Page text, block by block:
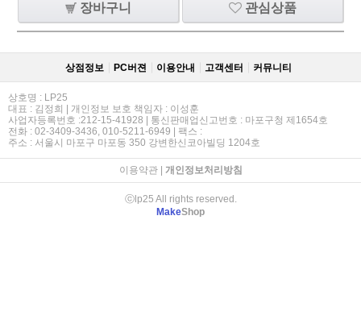
장바구니 관심상품
상점정보 PC버젼 이용안내 고객센터 커뮤니티
상호명 : LP25
대표 : 김정희 | 개인정보 보호 책임자 : 이성훈
사업자등록번호 :212-15-41928 | 통신판매업신고번호 : 마포구청 제1654호
전화 : 02-3409-3436, 010-5211-6949 | 팩스 :
주소 : 서울시 마포구 마포동 350 강변한신코아빌딩 1204호
이용약관| 개인정보처리방침
ⓒlp25 All rights reserved.
MakeShop